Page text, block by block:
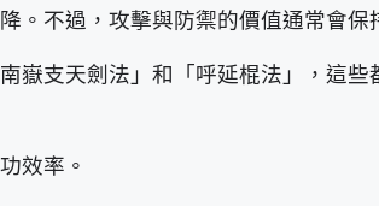
。不過，攻擊與防禦的價值通常會保
嶽支天劍法」和「呼延棍法」，這
效率。